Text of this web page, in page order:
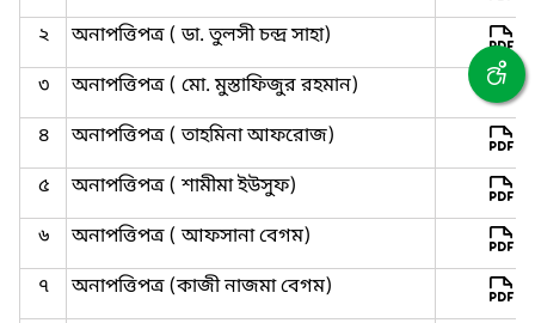
২
অনাপত্তিপত্র ( ডা. তুলসী চন্দ্র সাহা)
৩
অনাপত্তিপত্র ( মো. মুস্তাফিজুর রহমান)
৪
অনাপত্তিপত্র ( তাহমিনা আফরোজ)
৫
অনাপত্তিপত্র ( শামীমা ইউসুফ)
৬
অনাপত্তিপত্র ( আফসানা বেগম)
৭
অনাপত্তিপত্র (কাজী নাজমা বেগম)